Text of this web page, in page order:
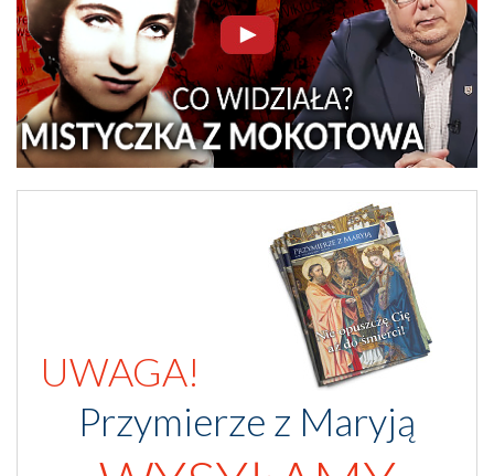
UWAGA!
Przymierze z Maryją